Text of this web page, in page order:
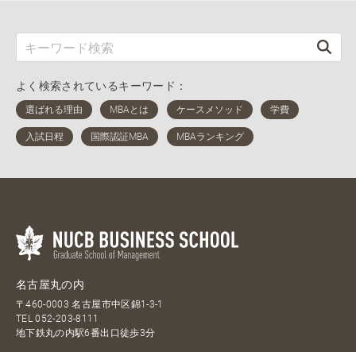
よく検索されているキーワード：
名古屋丸の内
〒460-0003 名古屋市中区錦1-3-1
TEL052-203-8111
地下鉄丸の内駅6番出口徒歩3分